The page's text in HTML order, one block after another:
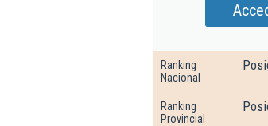
Ranking
Nacional
Ranking
Provincial